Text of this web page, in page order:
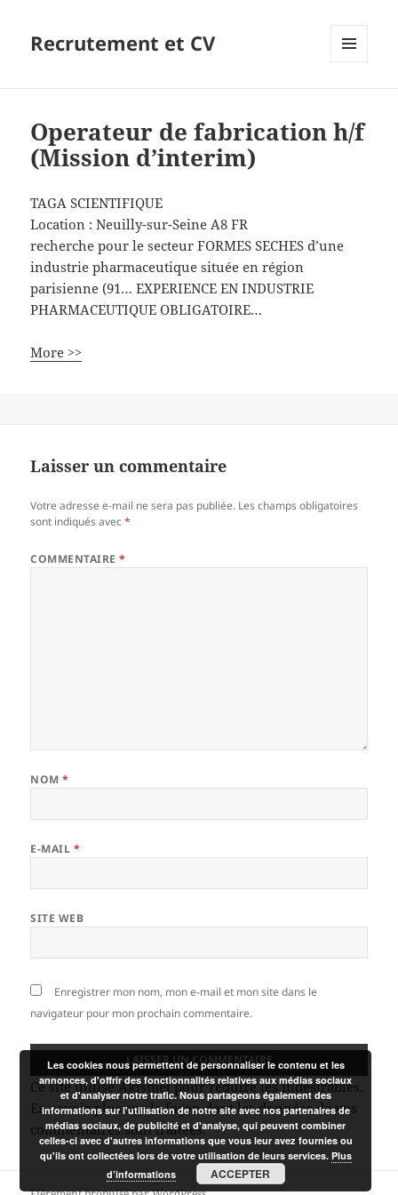
Recrutement et CV
Operateur de fabrication h/f
(Mission d’interim)
TAGA SCIENTIFIQUE
Location :Neuilly-sur-Seine A8 FR
recherche pour le secteur FORMES SECHES d’une
industrie pharmaceutique située en région
parisienne (91… EXPERIENCE EN INDUSTRIE
PHARMACEUTIQUE OBLIGATOIRE…
More >>
Laisser un commentaire
Votre adresse e-mail ne sera pas publiée. Les champs obligatoires
sont indiqués avec*
COMMENTAIRE*
NOM*
E-MAIL *
SITE WEB
Enregistrer mon nom, mon e-mail et mon site dans le
navigateur pour mon prochain commentaire.
Ce site utilise Akismet pour réduire les indésirables.
En savoir plus sur la façon dont les données de vos
commentaires sont traitées.
Les cookies nous permettent de personnaliser le contenu et les
annonces, d'offrir des fonctionnalités relatives aux médias sociaux
et d'analyser notre trafic. Nous partageons également des
informations sur l'utilisation de notre site avec nos partenaires de
médias sociaux, de publicité et d'analyse, qui peuvent combiner
celles-ci avec d'autres informations que vous leur avez fournies ou
qu'ils ont collectées lors de votre utilisation de leurs services. Plus
d’informations
ACCEPTER